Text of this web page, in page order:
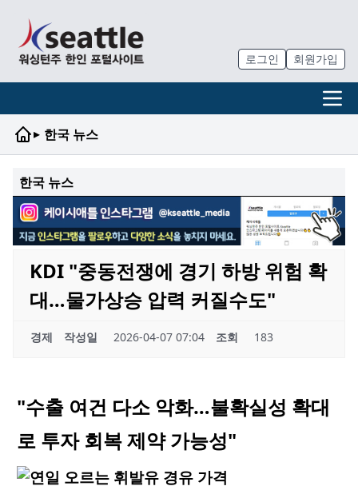
로그인 회원가입
▸ 한국 뉴스
한국 뉴스
KDI "중동전쟁에 경기 하방 위험 확
대…물가상승 압력 커질수도"
경제 작성일 2026-04-07 07:04 조회 183
"수출 여건 다소 악화…불확실성 확대
로 투자 회복 제약 가능성"